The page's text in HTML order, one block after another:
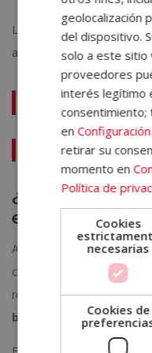
Los planes de promoción
atención más organizada y
Te puede
Qué necesitas para
¿Por qué
en la práctica
Adoptar la medicina
central transforma la
reactivo a uno proactivo,
bienestar
antes de que
geolocalización
del dispositivo.
solo a este sitio
proveedores
interés legítimo
en
retirar su
momento en
Política de
Cookies
necesarias
Cookies de